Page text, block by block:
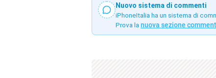
Nuovo sistema di commenti
iPhoneItalia ha un sistema di
Prova la nuova sezione